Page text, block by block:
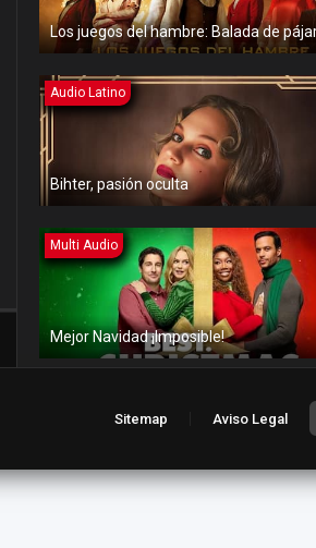
Audio Latino
Bihter, pasión oculta
Multi Audio
Mejor Navidad ¡Imposible!
Amor en aguas turbulentas
Sitemap Aviso Legal